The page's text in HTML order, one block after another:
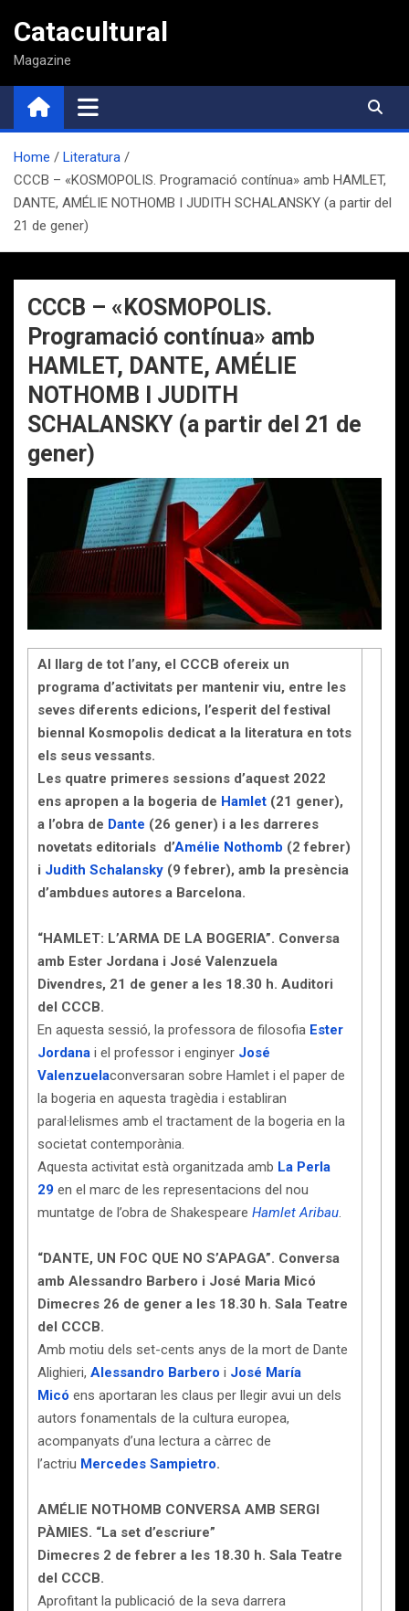
contenido
Catacultural
Magazine
Home
Literatura
CCCB – «KOSMOPOLIS. Programació contínua» amb HAMLET,
DANTE, AMÉLIE NOTHOMB I JUDITH SCHALANSKY (a partir del
21 de gener)
CCCB – «KOSMOPOLIS.
Programació contínua» amb
HAMLET, DANTE, AMÉLIE
NOTHOMB I JUDITH
SCHALANSKY (a partir del 21 de
gener)
Al llarg de tot l’any, el CCCB ofereix un
programa d’activitats per mantenir viu, entre les
seves diferents edicions, l’esperit del festival
biennal Kosmopolis dedicat a la literatura en tots
els seus vessants.
Les quatre primeres sessions d’aquest 2022
ens apropen a la bogeria de Hamlet (21 gener),
a l’obra de Dante (26 gener) i a les darreres
novetats editorials d’Amélie Nothomb (2 febrer)
i Judith Schalansky (9 febrer), amb la presència
d’ambdues autores a Barcelona.
“HAMLET: L’ARMA DE LA BOGERIA”. Conversa
amb Ester Jordana i José Valenzuela
Divendres, 21 de gener a les 18.30 h. Auditori
del CCCB.
En aquesta sessió, la professora de filosofia Ester
Jordana i el professor i enginyer José
Valenzuelaconversaran sobre Hamlet i el paper de
la bogeria en aquesta tragèdia i establiran
paral·lelismes amb el tractament de la bogeria en la
societat contemporània.
Aquesta activitat està organitzada amb La Perla
29 en el marc de les representacions del nou
muntatge de l’obra de Shakespeare Hamlet Aribau.
“DANTE, UN FOC QUE NO S’APAGA”. Conversa
amb Alessandro Barbero i José Maria Micó
Dimecres 26 de gener a les 18.30 h. Sala Teatre
del CCCB.
Amb motiu dels set-cents anys de la mort de Dante
Alighieri, Alessandro Barbero i José María
Micó ens aportaran les claus per llegir avui un dels
autors fonamentals de la cultura europea,
acompanyats d’una lectura a càrrec de
l’actriu Mercedes Sampietro.
AMÉLIE NOTHOMB CONVERSA AMB SERGI
PÀMIES. “La set d’escriure”
Dimecres 2 de febrer a les 18.30 h. Sala Teatre
del CCCB.
Aprofitant la publicació de la seva darrera